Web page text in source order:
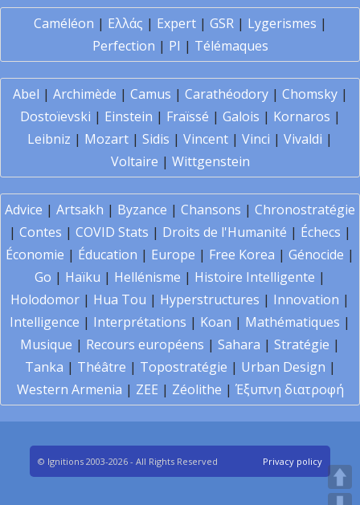
Caméléon | Ελλάς | Expert| GSR| Lygerismes |
Perfection | PI | Télémaques
Abel | Archimède | Camus | Carathéodory| Chomsky|
Dostoïevski | Einstein | Fraïssé | Galois | Kornaros |
Leibniz | Mozart | Sidis | Vincent | Vinci | Vivaldi |
Voltaire | Wittgenstein
Advice | Artsakh | Byzance | Chansons | Chronostratégie
| Contes | COVID Stats | Droits de l'Humanité | Échecs |
Économie | Éducation | Europe | Free Korea | Génocide |
Go | Haïku | Hellénisme | Histoire Intelligente |
Holodomor | Hua Tou | Hyperstructures | Innovation |
Intelligence | Interprétations | Koan | Mathématiques |
Musique | Recours européens | Sahara | Stratégie |
Tanka | Théâtre | Topostratégie | Urban Design |
Western Armenia | ZEE | Zéolithe | Έξυπνη διατροφή
© Ignitions 2003-2026 - All Rights Reserved Privacy policy